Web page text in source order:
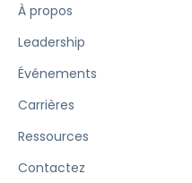
À propos
Leadership
Événements
Carrières
Ressources
Contactez